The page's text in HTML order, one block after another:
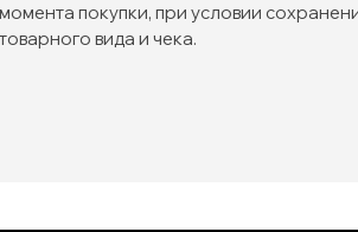
момента покупки, при условии
товарного вида и чека.